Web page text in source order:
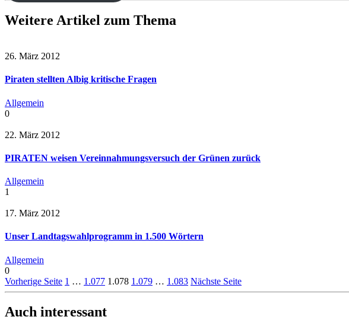
Weitere Artikel zum Thema
26. März 2012
Piraten stellten Albig kritische Fragen
Allgemein
0
22. März 2012
PIRATEN weisen Vereinnahmungsversuch der Grünen zurück
Allgemein
1
17. März 2012
Unser Landtagswahlprogramm in 1.500 Wörtern
Allgemein
0
Vorherige Seite 1 … 1.077 1.078 1.079 … 1.083 Nächste Seite
Auch interessant